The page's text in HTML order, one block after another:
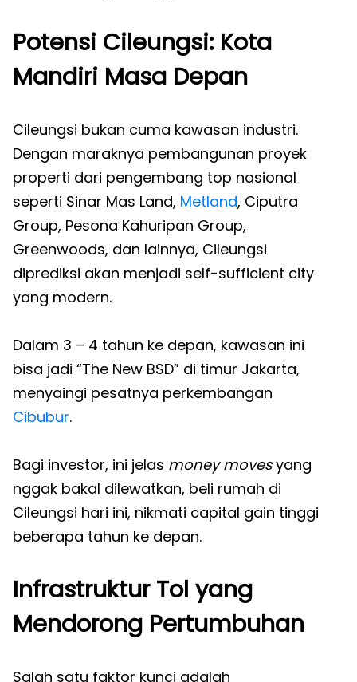
Potensi Cileungsi: Kota
Mandiri Masa Depan
Cileungsi bukan cuma kawasan industri.
Dengan maraknya pembangunan proyek
properti dari pengembang top nasional
seperti Sinar Mas Land, Metland, Ciputra
Group, Pesona Kahuripan Group,
Greenwoods, dan lainnya, Cileungsi
diprediksi akan menjadi self-sufficient city
yang modern.
Dalam 3 – 4 tahun ke depan, kawasan ini
bisa jadi “The New BSD” di timur Jakarta,
menyaingi pesatnya perkembangan
Cibubur.
Bagi investor, ini jelas money movesyang
nggak bakal dilewatkan, beli rumah di
Cileungsi hari ini, nikmati capital gain tinggi
beberapa tahun ke depan.
Infrastruktur Tol yang
Mendorong Pertumbuhan
Salah satu faktor kunci adalah